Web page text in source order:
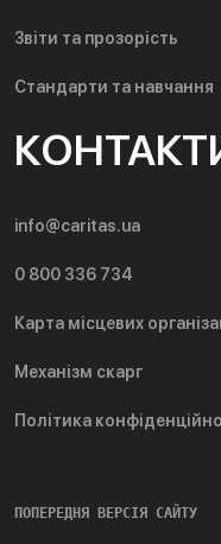
Звіти та прозорість
Стандарти та навчання
info@caritas.ua
0 800 336 734
Карта місцевих
Механізм скарг
Політика
ПОПЕРЕДНЯ ВЕРСІЯ САЙТУ